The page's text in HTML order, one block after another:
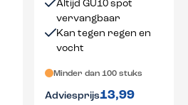
Altijd GU10 spot
vervangbaar
Kan tegen regen en
vocht
Minder dan 100 stuks
Adviesprijs13,99